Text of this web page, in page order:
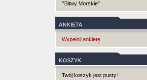
"Bitwy Morskie"
ANKIETA
Wypełnij ankietę
KOSZYK
Twój koszyk jest pusty!